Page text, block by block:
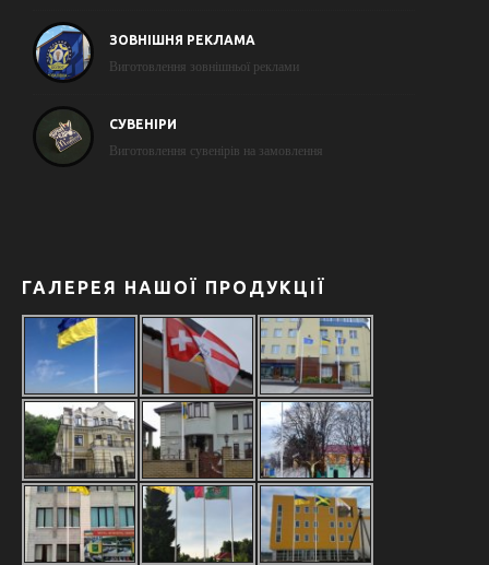
ЗОВНІШНЯ РЕКЛАМА
Виготовлення зовнішньої реклами
СУВЕНІРИ
Виготовлення сувенірів на замовлення
ГАЛЕРЕЯ НАШОЇ ПРОДУКЦІЇ